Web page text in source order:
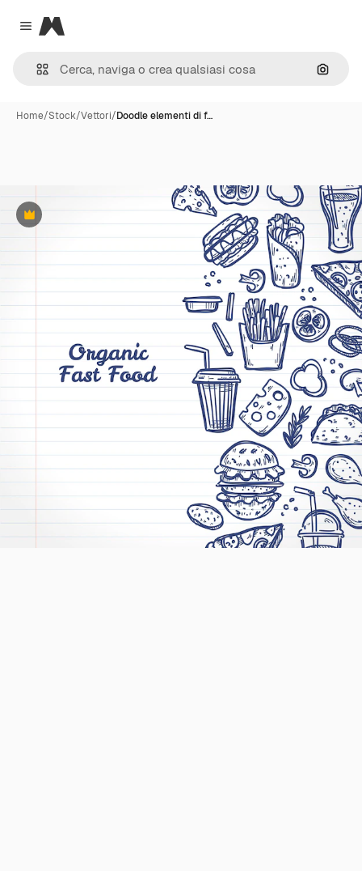
Close menu
Magnific
Cerca
Home/Stock/Vettori/Doodle elementi di f…
Premium